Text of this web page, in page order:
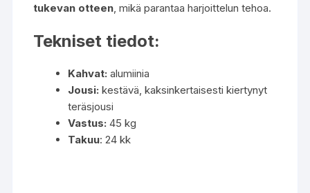
tukevan otteen, mikä parantaa harjoittelun tehoa.
Tekniset tiedot:
Kahvat: alumiinia
Jousi: kestävä, kaksinkertaisesti kiertynyt
teräsjousi
Vastus: 45 kg
Takuu: 24 kk